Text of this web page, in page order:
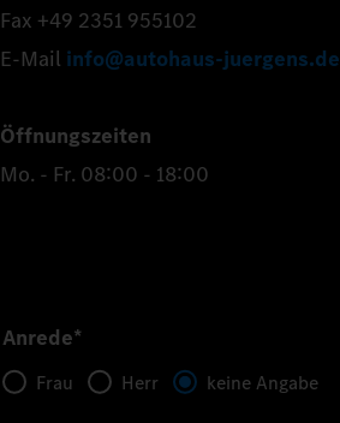
Fax +49 2351 955102
E-Mail info@autohaus-juergens.de
Öffnungszeiten
Mo. - Fr. 08:00 - 18:00
Anrede*
Frau Herr keine Angabe